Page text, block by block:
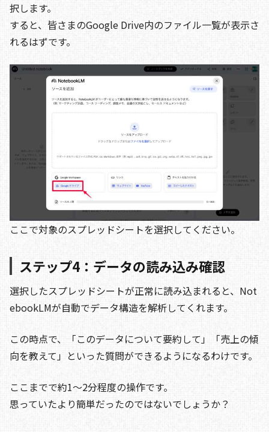
択します。
すると、皆さまのGoogle Drive内のファイル一覧が表示さ
れるはずです。
ここで対象のスプレッドシートを選択してください。
ステップ4：データの読み込み確認
選択したスプレッドシートが正常に読み込まれると、Not
ebookLMが自動でデータ構造を解析してくれます。
この時点で、「このデータについて要約して」「売上の傾
向を教えて」といった質問ができるようになるわけです。
ここまでで約1〜2分程度の操作です。
思っていたより簡単だったのではないでしょうか？